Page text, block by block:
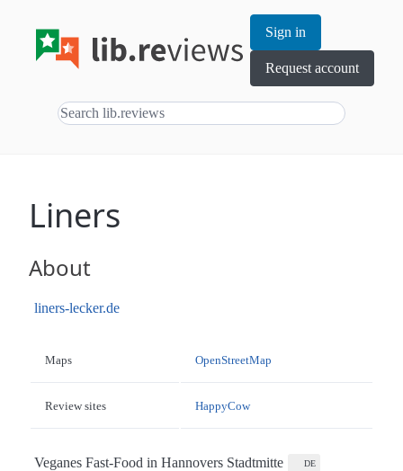
Sign in
Request account
Liners
About
liners-lecker.de
Maps OpenStreetMap
Review sites HappyCow
Veganes Fast-Food in Hannovers Stadtmitte DE